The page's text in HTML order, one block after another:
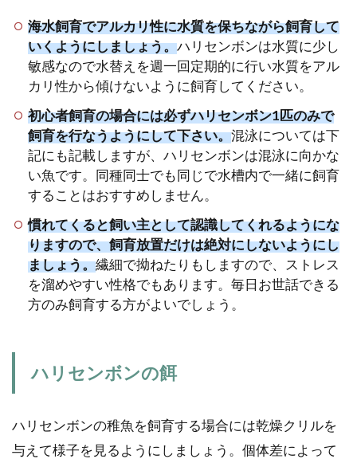
海水飼育でアルカリ性に水質を保ちながら飼育して
いくようにしましょう。ハリセンボンは水質に少し
敏感なので水替えを週一回定期的に行い水質をアル
カリ性から傾けないように飼育してください。
初心者飼育の場合には必ずハリセンボン1匹のみで
飼育を行なうようにして下さい。混泳については下
記にも記載しますが、ハリセンボンは混泳に向かな
い魚です。同種同士でも同じで水槽内で一緒に飼育
することはおすすめしません。
慣れてくると飼い主として認識してくれるようにな
りますので、飼育放置だけは絶対にしないようにし
ましょう。繊細で拗ねたりもしますので、ストレス
を溜めやすい性格でもあります。毎日お世話できる
方のみ飼育する方がよいでしょう。
ハリセンボンの餌
ハリセンボンの稚魚を飼育する場合には乾燥クリルを
与えて様子を見るようにしましょう。個体差によって